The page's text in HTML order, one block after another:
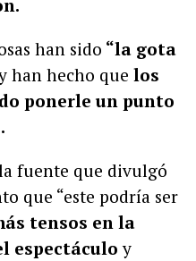
han sido “la gota
han hecho que los
ponerle un punto
fuente que divulgó
que “este podría ser
tensos en la
espectáculo y